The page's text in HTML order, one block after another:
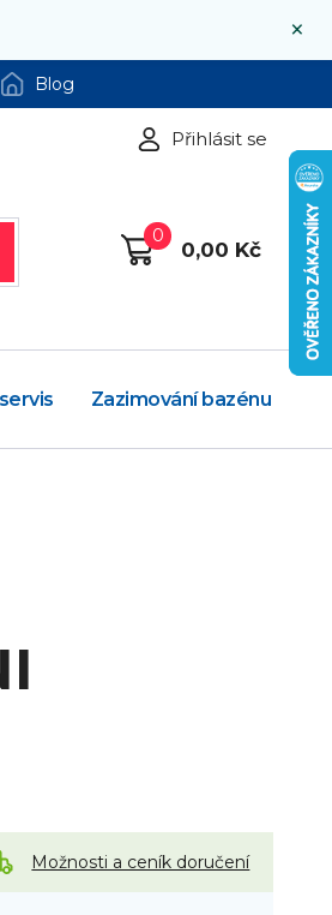
×
Blog
Přihlásit se
0
0,00 Kč
Zazimování bazénu
Možnosti a ceník doručení